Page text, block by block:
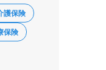
護保険
保険